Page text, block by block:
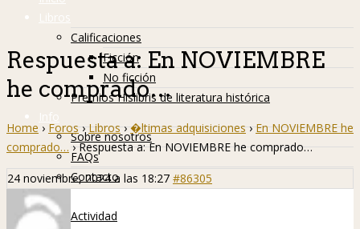
Libros
Calificaciones
Ficción
No ficción
Premios Hislibris de literatura histórica
Info
Sobre nosotros
FAQs
Contacto
Hislibreños
Actividad
Respuesta a: En NOVIEMBRE
he comprado…
Home › Foros › Libros › �ltimas adquisiciones › En NOVIEMBRE he
comprado… › Respuesta a: En NOVIEMBRE he comprado…
24 noviembre, 2024 a las 18:27 #86305